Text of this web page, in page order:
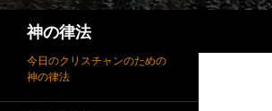
神の律法
今日のクリスチャンのための
神の律法